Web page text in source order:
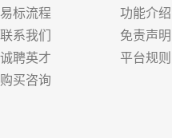
易标流程
联系我们
诚聘英才
购买咨询
功能介绍
免责声明
平台规则